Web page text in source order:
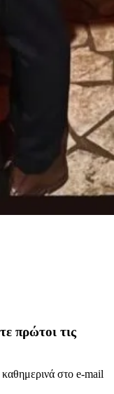
πρώτοι τις
καθημερινά στο e-mail